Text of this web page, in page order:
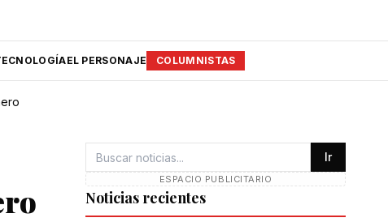
EL PERSONAJE COLUMNISTAS
Ir
ESPACIO PUBLICITARIO
Noticias recientes